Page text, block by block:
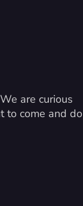
are curious
to come and do